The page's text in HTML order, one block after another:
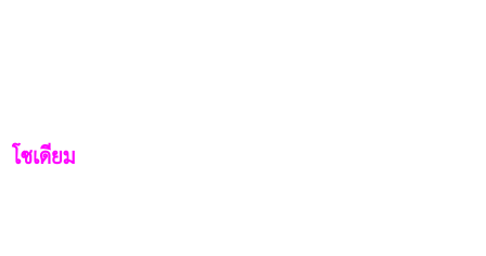
โซเดียม